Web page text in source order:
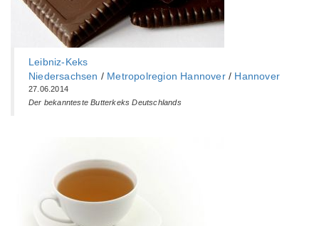
Leibniz-Keks
Niedersachsen / Metropolregion Hannover/ Hannover
27.06.2014
Der bekannteste Butterkeks Deutschlands